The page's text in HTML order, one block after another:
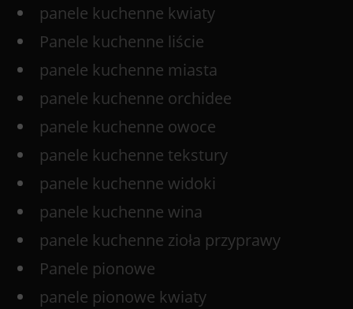
panele kuchenne kwiaty
Panele kuchenne liście
panele kuchenne miasta
panele kuchenne orchidee
panele kuchenne owoce
panele kuchenne tekstury
panele kuchenne widoki
panele kuchenne wina
panele kuchenne zioła przyprawy
Panele pionowe
panele pionowe kwiaty